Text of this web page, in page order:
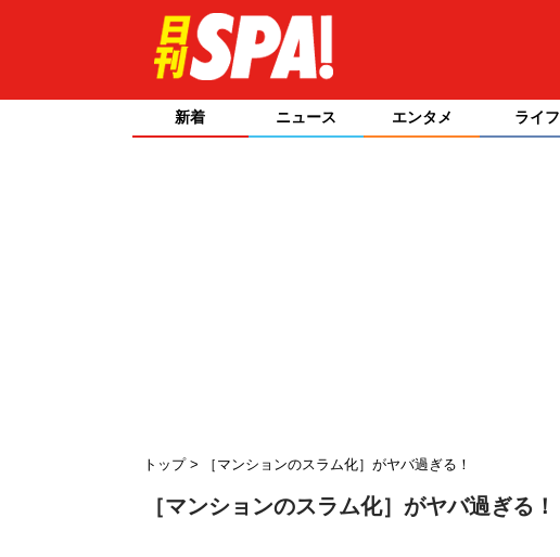
新着 ニュース エンタメ ライフ
トップ ［マンションのスラム化］がヤバ過ぎる！
［マンションのスラム化］がヤバ過ぎる！